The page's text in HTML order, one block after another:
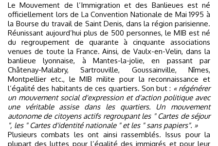
Le Mouvement de l’Immigration et des Banlieues est né
officiellement lors de La Convention Nationale de Mai 1995 à
la Bourse du travail de Saint Denis, dans la région parisienne.
Réunissant aujourd’hui plus de 500 personnes, le MIB est né
du regroupement de quarante à cinquante associations
venues de toute la France. Ainsi, de Vaulx-en-Velin, dans la
banlieue lyonnaise, à Mantes-la-jolie, en passant par
Châtenay-Malabry, Sartrouville, Goussainville, Nîmes,
Montpellier etc., le MIB milite pour la reconnaissance et
l’égalité des habitants de ces quartiers. Son but : « régénérer
un mouvement social d'expression et d'action politique avec
une véritable assise dans les quartiers. Un mouvement
autonome de citoyens actifs regroupant les " Cartes de séjour
", les " Cartes d'identité nationale " et les " sans papiers". »
Plusieurs combats les ont ainsi rassemblés. Issus pour la
plupart des luttes pour l’égalité des immigrés et pour leur